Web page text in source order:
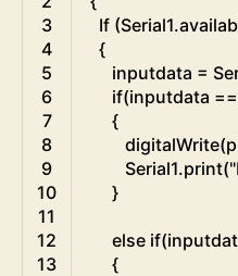
3
4
5
6
7
8
9
10
11
12
13
If (Serial1.
{
inputdata =
if(inputdata ==
{
digitalWrite(
Serial1.print(
}
else if(
{